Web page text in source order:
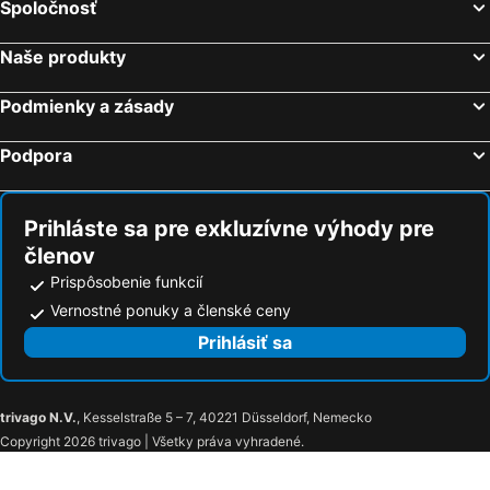
Guest House Pohorska Kavarna
Guest House Parma
Vila Pekre
Tourist Farm HOTEL FROST
Anna House
Terme Radenci
Pohorje Village Wellbeing Resort - Wellness & Spa Hotel Bolfenk
Guesthouse Beno
Mond, Resort & Entertainment
Landgut am Pößnitzberg
Spoločnosť
Naše produkty
Podmienky a zásady
Podpora
Prihláste sa pre exkluzívne výhody pre
členov
Prispôsobenie funkcií
Vernostné ponuky a členské ceny
Prihlásiť sa
trivago N.V., Kesselstraße 5 – 7, 40221 Düsseldorf, Nemecko
Copyright 2026 trivago | Všetky práva vyhradené.